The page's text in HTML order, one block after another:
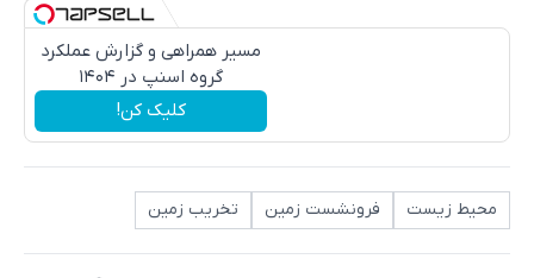
مسیر همراهی و گزارش عملکرد
گروه اسنپ در ۱۴۰۴
کلیک کن!
محیط زیست فرونشست زمین تخریب زمین